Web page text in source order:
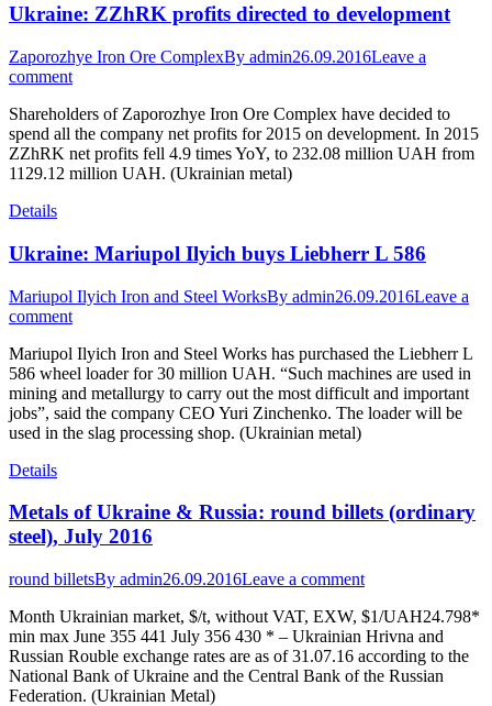
Ukraine: ZZhRK profits directed to development
Zaporozhye Iron Ore ComplexBy admin26.09.2016Leave a
comment
Shareholders of Zaporozhye Iron Ore Complex have decided to
spend all the company net profits for 2015 on development. In 2015
ZZhRK net profits fell 4.9 times YoY, to 232.08 million UAH from
1129.12 million UAH. (Ukrainian metal)
Details
Ukraine: Mariupol Ilyich buys Liebherr L 586
Mariupol Ilyich Iron and Steel WorksBy admin26.09.2016Leave a
comment
Mariupol Ilyich Iron and Steel Works has purchased the Liebherr L
586 wheel loader for 30 million UAH. “Such machines are used in
mining and metallurgy to carry out the most difficult and important
jobs”, said the company CEO Yuri Zinchenko. The loader will be
used in the slag processing shop. (Ukrainian metal)
Details
Metals of Ukraine & Russia: round billets (ordinary
steel), July 2016
round billetsBy admin26.09.2016Leave a comment
Month Ukrainian market, $/t, without VAT, EXW, $1/UAH24.798*
min max June 355 441 July 356 430 * – Ukrainian Hrivna and
Russian Rouble exchange rates are as of 31.07.16 according to the
National Bank of Ukraine and the Central Bank of the Russian
Federation. (Ukrainian Metal)